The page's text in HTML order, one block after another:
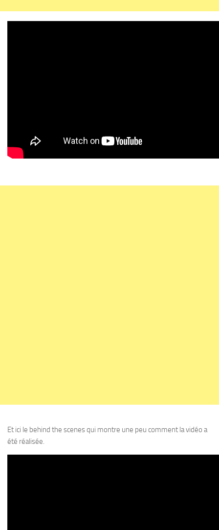
Et ici le behind the scenes qui montre une peu comment la vidéo a
été réalisée.